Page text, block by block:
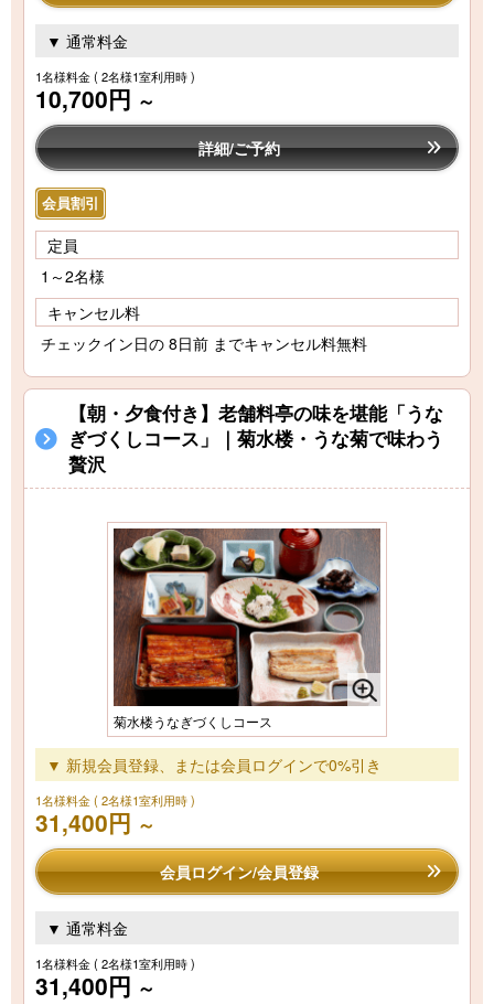
▼ 通常料金
1名様料金( 2名様1室利用時 )
10,700円 ～
詳細/ご予約
会員割引
定員
1～2名様
キャンセル料
チェックイン日の 8日前 までキャンセル料無料
【朝・夕食付き】老舗料亭の味を堪能「うな
ぎづくしコース」｜菊水楼・うな菊で味わう
贅沢
菊水楼うなぎづくしコース
▼ 新規会員登録、または会員ログインで0%引き
1名様料金( 2名様1室利用時 )
31,400円 ～
会員ログイン/会員登録
▼ 通常料金
1名様料金( 2名様1室利用時 )
31,400円 ～